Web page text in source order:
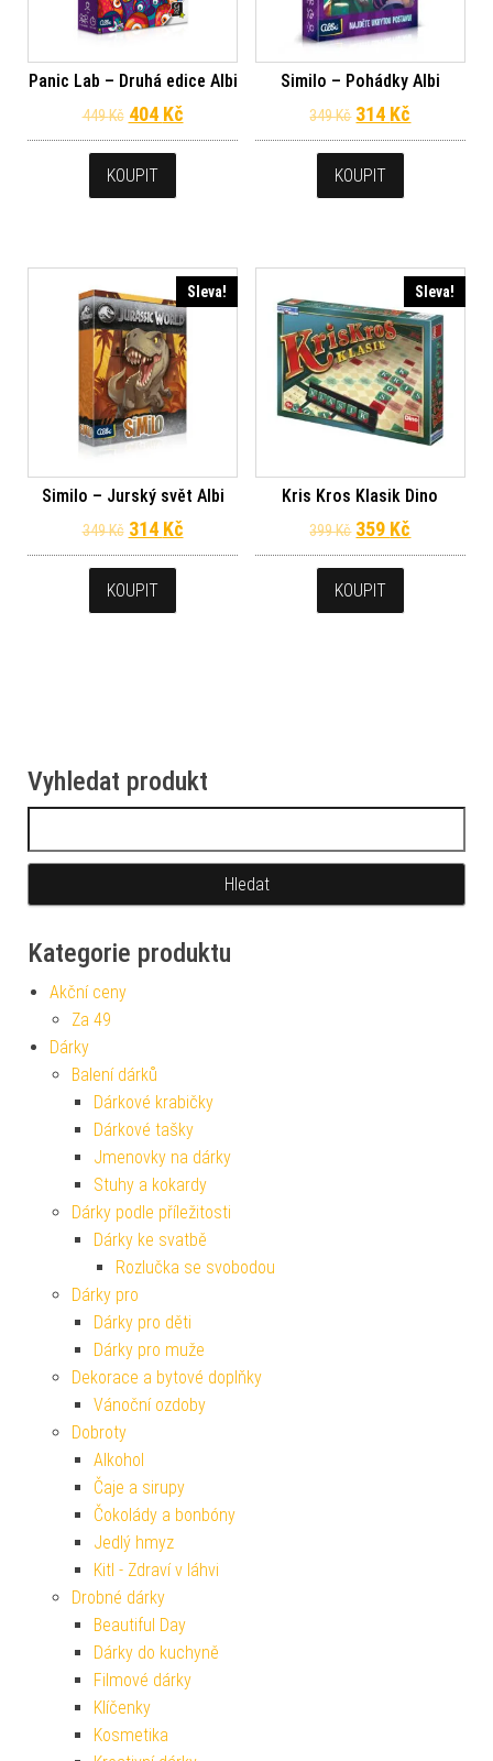
Panic Lab – Druhá edice Albi
449Kč Původní cena byla: 449 Kč.
404 KčAktuální cena je: 404 Kč.
KOUPIT
Similo – Pohádky Albi
349Kč Původní cena
314 Kč
KOUPIT
Sleva!
Similo – Jurský svět Albi
349Kč Původní cena byla: 349 Kč.
314 KčAktuální cena je: 314 Kč.
KOUPIT
Sleva!
Kris Kros Klasik Dino
399Kč Původní cena
359 Kč
KOUPIT
Vyhledat produkt
Kategorie produktu
Akční ceny
Za 49
Dárky
Balení dárků
Dárkové krabičky
Dárkové tašky
Jmenovky na dárky
Stuhy a kokardy
Dárky podle příležitosti
Dárky ke svatbě
Rozlučka se svobodou
Dárky pro
Dárky pro děti
Dárky pro muže
Dekorace a bytové doplňky
Vánoční ozdoby
Dobroty
Alkohol
Čaje a sirupy
Čokolády a bonbóny
Jedlý hmyz
Kitl - Zdraví v láhvi
Drobné dárky
Beautiful Day
Dárky do kuchyně
Filmové dárky
Klíčenky
Kosmetika